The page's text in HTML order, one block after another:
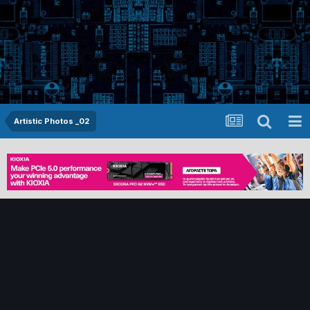
Artistic Photos _02